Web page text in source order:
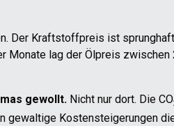
Der Kraftstoffpreis ist
Monate lag der Ölpreis
gewollt. Nicht nur dort. Die CO
gewaltige Kostensteigerungen